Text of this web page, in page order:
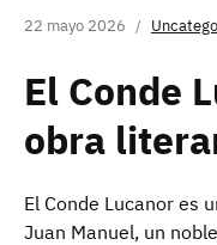
22 mayo 2026
El Conde
obra
El Conde Lucanor es
Juan Manuel, un